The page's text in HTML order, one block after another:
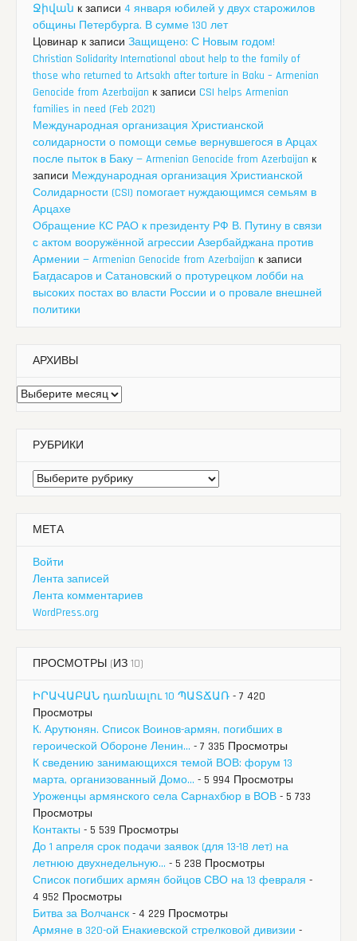
Ջիվան к записи 4 января юбилей у двух старожилов
общины Петербурга. В сумме 130 лет
Цовинар к записи Защищено: С Новым годом!
Christian Solidarity International about help to the family of
those who returned to Artsakh after torture in Baku – Armenian
Genocide from Azerbaijan к записи CSI helps Armenian
families in need (Feb 2021)
Международная организация Христианской
солидарности о помощи семье вернувшегося в Арцах
после пыток в Баку — Armenian Genocide from Azerbaijan к
записи Международная организация Христианской
Солидарности (CSI) помогает нуждающимся семьям в
Арцахе
Обращение КС РАО к президенту РФ В. Путину в связи
с актом вооружённой агрессии Азербайджана против
Армении — Armenian Genocide from Azerbaijan к записи
Багдасаров и Сатановский о протурецком лобби на
высоких постах во власти России и о провале внешней
политики
АРХИВЫ
Архивы
РУБРИКИ
Рубрики
МЕТА
Войти
Лента записей
Лента комментариев
WordPress.org
ПРОСМОТРЫ (ИЗ 10)
ԻՐԱՎԱԲԱՆ դառնալու 10 ՊԱՏՃԱՌ - 7 420
Просмотры
К. Арутюнян. Список Воинов-армян, погибших в
героической Обороне Ленин... - 7 335 Просмотры
К сведению занимающихся темой ВОВ: форум 13
марта, организованный Домо... - 5 994 Просмотры
Уроженцы армянского села Сарнахбюр в ВОВ - 5 733
Просмотры
Контакты - 5 539 Просмотры
До 1 апреля срок подачи заявок (для 13-18 лет) на
летнюю двухнедельную... - 5 238 Просмотры
Список погибших армян бойцов СВО на 13 февраля -
4 952 Просмотры
Битва за Волчанск - 4 229 Просмотры
Армяне в 320-ой Енакиевской стрелковой дивизии -